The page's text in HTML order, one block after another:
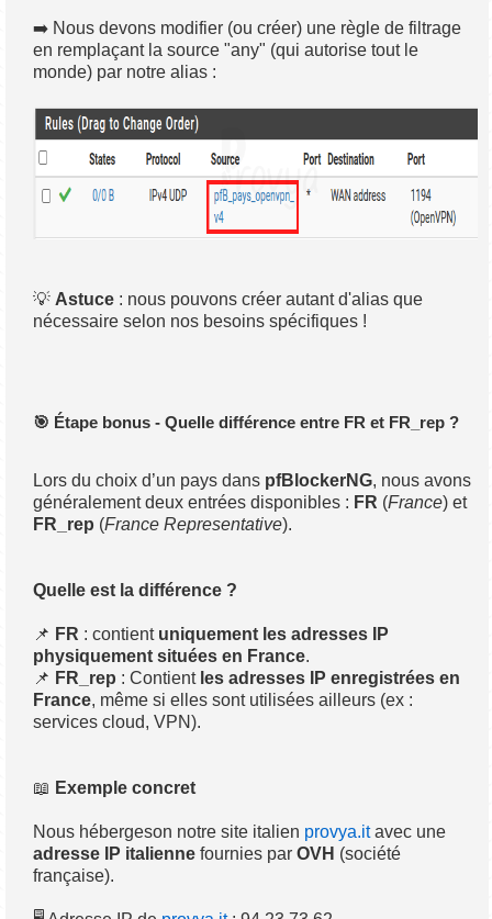
➡️ Nous devons modifier (ou créer) une règle de filtrage
en remplaçant la source "any" (qui autorise tout le
monde) par notre alias :
💡 Astuce : nous pouvons créer autant d'alias que
nécessaire selon nos besoins spécifiques !
🎯 Étape bonus - Quelle différence entre FR et FR_rep ?
Lors du choix d’un pays dans pfBlockerNG, nous avons
généralement deux entrées disponibles : FR (France) et
FR_rep (France Representative).
Quelle est la différence ?
📌 FR : contient uniquement les adresses IP
physiquement situées en France.
📌 FR_rep : Contient les adresses IP enregistrées en
France, même si elles sont utilisées ailleurs (ex :
services cloud, VPN).
📖 Exemple concret
Nous hébergeson notre site italien provya.itavec une
adresse IP italienne fournies parOVH (société
française).